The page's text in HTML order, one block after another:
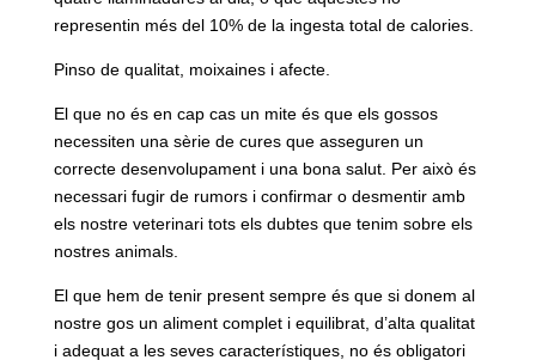
representin més del 10% de la ingesta total de calories.
Pinso de qualitat, moixaines i afecte.
El que no és en cap cas un mite és que els gossos
necessiten una sèrie de cures que asseguren un
correcte desenvolupament i una bona salut. Per això és
necessari fugir de rumors i confirmar o desmentir amb
els nostre veterinari tots els dubtes que tenim sobre els
nostres animals.
El que hem de tenir present sempre és que si donem al
nostre gos un aliment complet i equilibrat, d’alta qualitat
i adequat a les seves característiques, no és obligatori